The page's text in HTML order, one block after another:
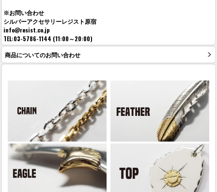
※お問い合わせ
シルバーアクセサリーレジスト原宿
info@resist.co.jp
TEL:03-5786-1144 (11:00～20:00)
商品についてのお問い合わせ